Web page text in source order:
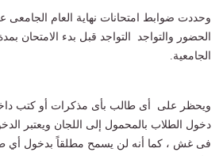
وحددت ضوابط امتحانات نهاية العام الجامعى
الحضور والتواجد التواجد قبل بدء الامتحان
الجامعية.
ويحظر على أى طالب بأى مذكرات أو كتب
دخول الطلاب بالمحمول إلى اللجان ويعتبر
فى غش ، كما أنه لن يسمح مطلقاً بدخول أي